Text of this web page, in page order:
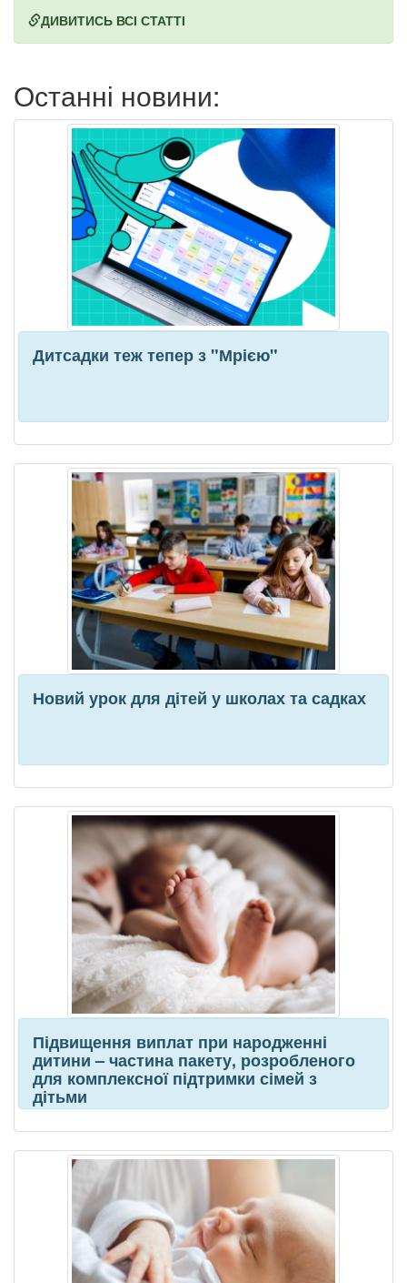
ДИВИТИСЬ ВСІ СТАТТІ
Останні новини:
Дитсадки теж тепер з "Мрією"
Новий урок для дітей у школах та садках
Підвищення виплат при народженні
дитини – частина пакету, розробленого
для комплексної підтримки сімей з
дітьми